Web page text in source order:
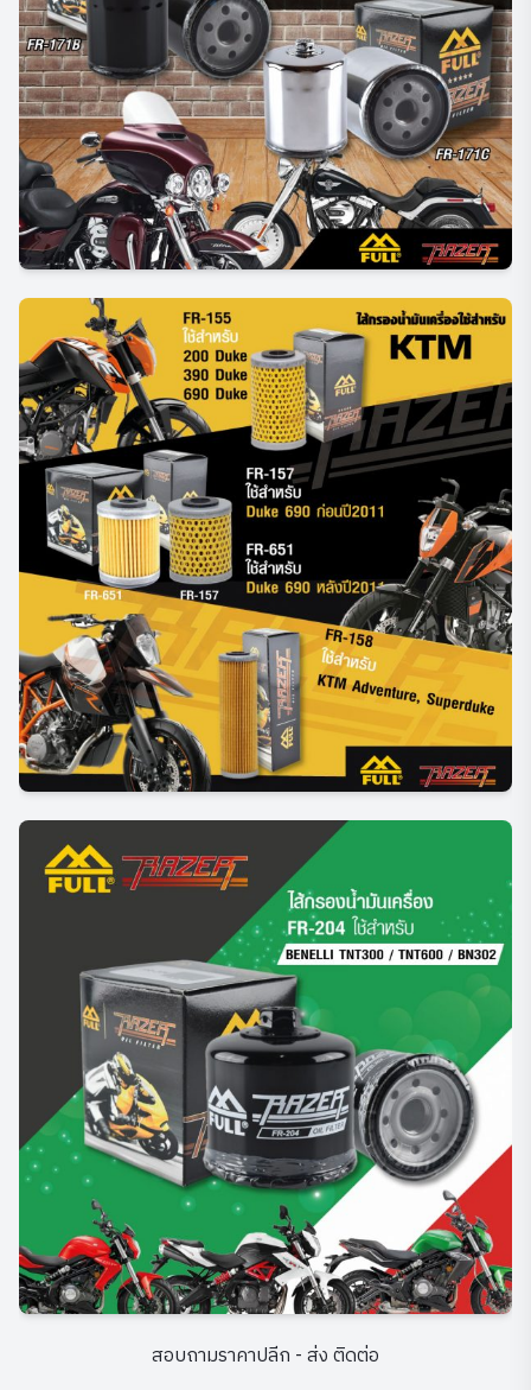
สอบถามราคาปลีก - ส่ง ติดต่อ